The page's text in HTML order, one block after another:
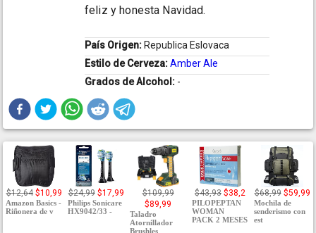
feliz y honesta Navidad.
País Origen: Republica Eslovaca
Estilo de Cerveza:Amber Ale
Grados de Alcohol: -
$12,64 $10,99
Amazon Basics -
Riñonera de v
$24,99 $17,99
Philips Sonicare
HX9042/33 -
$109,99
$89,99
Taladro
Atornillador
Brushles
$43,93 $38,2
PILOPEPTAN
WOMAN
PACK 2 MESES
$68,99 $59,99
Mochila de
senderismo con
est